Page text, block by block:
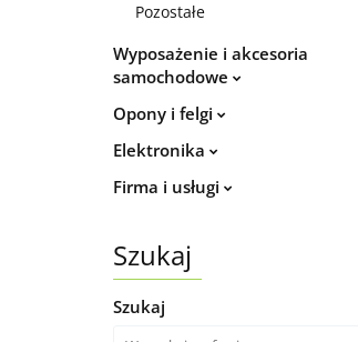
Pozostałe
Wyposażenie i akcesoria
samochodowe
Opony i felgi
Elektronika
Firma i usługi
Szukaj
Szukaj